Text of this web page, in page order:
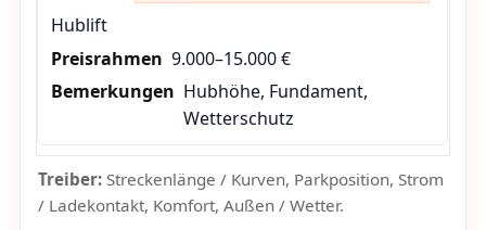
Hublift
9.000–15.000 €
Hubhöhe, Fundament,
Wetterschutz
Treiber:Streckenlänge / Kurven, Parkposition, Strom
/ Ladekontakt, Komfort, Außen / Wetter.